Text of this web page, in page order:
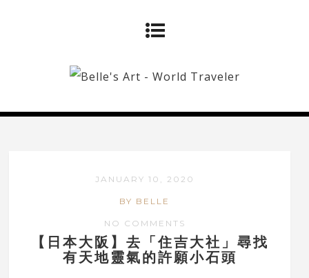
JANUARY 10, 2020
BY BELLE
NO COMMENTS
【日本大阪】去「住吉大社」尋找
有天地靈氣的許願小石頭